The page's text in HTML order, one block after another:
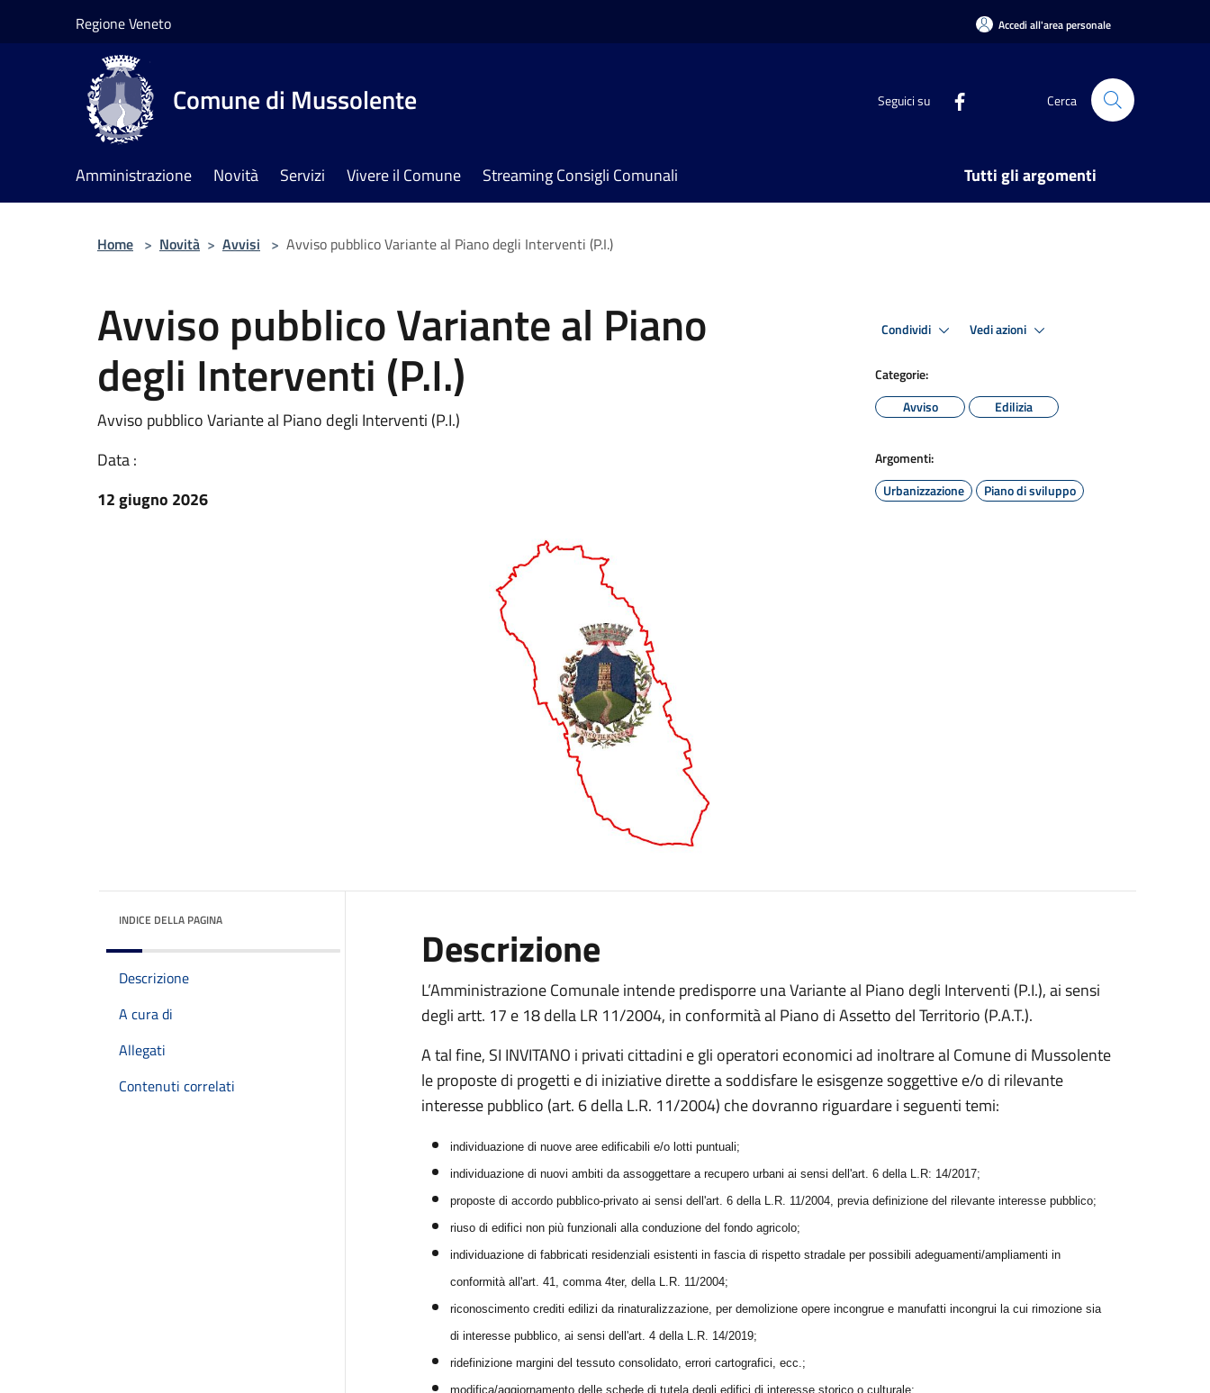
Regione Veneto Accedi all'area personale
Comune di Mussolente Seguici su Cerca
Amministrazione Novità Servizi Vivere il Comune Streaming Consigli Comunali Tutti gli argomenti
Home > Novità > Avvisi > Avviso pubblico Variante al Piano degli Interventi (P.I.)
Avviso pubblico Variante al Piano
degli Interventi (P.I.)
Avviso pubblico Variante al Piano degli Interventi (P.I.)
Data :
12 giugno 2026
Condividi Vedi azioni
Categorie:
Avviso
Edilizia
Argomenti:
Urbanizzazione
Piano di sviluppo
INDICE DELLA PAGINA
Descrizione
A cura di
Allegati
Contenuti correlati
Descrizione
L’Amministrazione Comunale intende predisporre una Variante al Piano degli Interventi (P.I.), ai sensi
degli artt. 17 e 18 della LR 11/2004, in conformità al Piano di Assetto del Territorio (P.A.T.).
A tal fine, SI INVITANO i privati cittadini e gli operatori economici ad inoltrare al Comune di Mussolente
le proposte di progetti e di iniziative dirette a soddisfare le esisgenze soggettive e/o di rilevante
interesse pubblico (art. 6 della L.R. 11/2004) che dovranno riguardare i seguenti temi:
individuazione di nuove aree edificabili e/o lotti puntuali;
individuazione di nuovi ambiti da assoggettare a recupero urbani ai sensi dell'art. 6 della L.R: 14/2017;
proposte di accordo pubblico-privato ai sensi dell'art. 6 della L.R. 11/2004, previa definizione del rilevante interesse pubblico;
riuso di edifici non più funzionali alla conduzione del fondo agricolo;
individuazione di fabbricati residenziali esistenti in fascia di rispetto stradale per possibili adeguamenti/ampliamenti in
conformità all'art. 41, comma 4ter, della L.R. 11/2004;
riconoscimento crediti edilizi da rinaturalizzazione, per demolizione opere incongrue e manufatti incongrui la cui rimozione sia
di interesse pubblico, ai sensi dell'art. 4 della L.R. 14/2019;
ridefinizione margini del tessuto consolidato, errori cartografici, ecc.;
modifica/aggiornamento delle schede di tutela degli edifici di interesse storico o culturale;